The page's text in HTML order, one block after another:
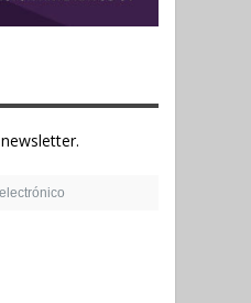
Suscribete a nuestro newsletter.